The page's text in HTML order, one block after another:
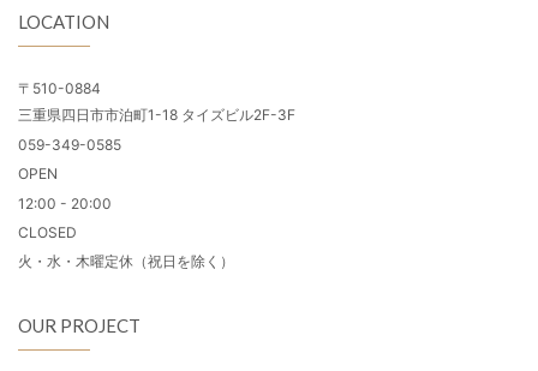
LOCATION
〒510-0884
三重県四日市市泊町1-18 タイズビル2F-3F
059-349-0585
OPEN
12:00 - 20:00
CLOSED
火・水・木曜定休（祝日を除く）
OUR PROJECT